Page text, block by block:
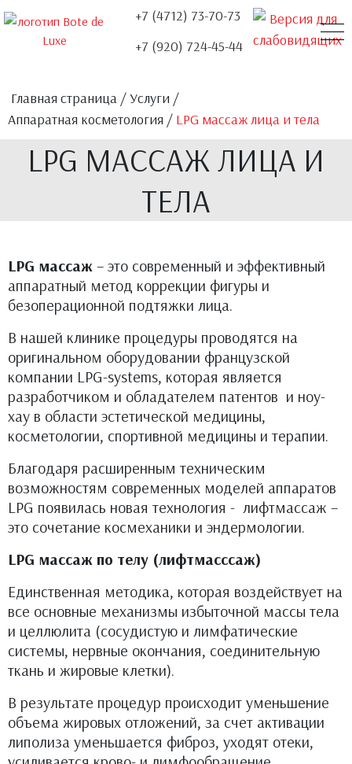
+7 (4712) 73-70-73
+7 (920) 724-45-44
Главная страница /Услуги /
Аппаратная косметология / LPG массаж лица и тела
LPG МАССАЖ ЛИЦА И
ТЕЛА
LPG массаж – это современный и эффективный
аппаратный метод коррекции фигуры и
безоперационной подтяжки лица.
В нашей клинике процедуры проводятся на
оригинальном оборудовании французской
компании LPG-systems, которая является
разработчиком и обладателем патентов и ноу-
хау в области эстетической медицины,
косметологии, спортивной медицины и терапии.
Благодаря расширенным техническим
возможностям современных моделей аппаратов
LPG появилась новая технология - лифтмассаж –
это сочетание космеханики и эндермологии.
LPG массаж по телу (лифтмасссаж)
Единственная методика, которая воздействует на
все основные механизмы избыточной массы тела
и целлюлита (сосудистую и лимфатические
системы, нервные окончания, соединительную
ткань и жировые клетки).
В результате процедур происходит уменьшение
объема жировых отложений, за счет активации
липолиза уменьшается фиброз, уходят отеки,